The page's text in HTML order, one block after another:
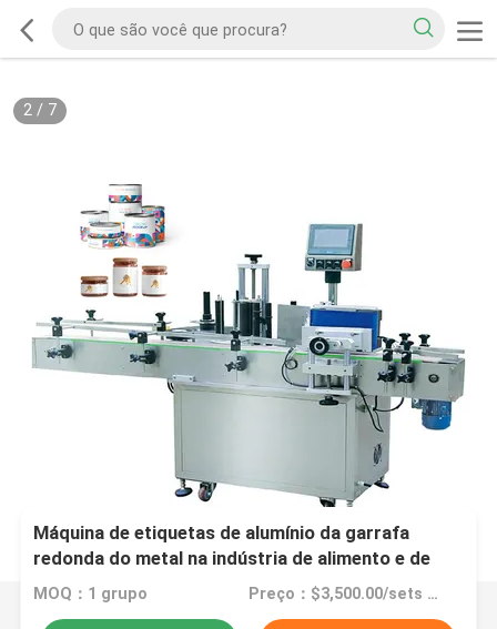
2/ 7
Máquina de etiquetas de alumínio da garrafa
redonda do metal na indústria de alimento e de
bebidas
MOQ：1 grupo Preço：$3,500.00/sets 1-2 sets